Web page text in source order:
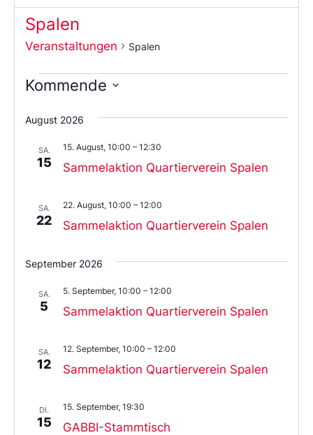
Spalen
Veranstaltungen Spalen
Kommende
Sie
das
aus.
August 2026
SA.
15 Sammelaktion Quartierverein Spalen
15. August, 10:00 – 12:30
SA.
22 Sammelaktion Quartierverein Spalen
22. August, 10:00 – 12:00
September 2026
SA.
5 Sammelaktion Quartierverein Spalen
5. September, 10:00 – 12:00
SA.
12 Sammelaktion Quartierverein Spalen
12. September, 10:00 – 12:00
DI.
15 GABBI-Stammtisch
15. September, 19:30